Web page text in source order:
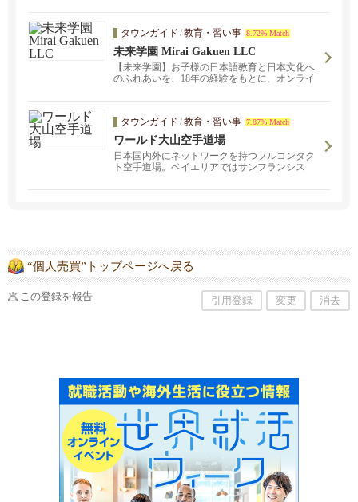
タウンガイド /教育・習い事 8.72% Match
未来学園 Mirai Gakuen LLC
【未来学園】お子様の日本語教育と日本文化へ
のふれあいを、18年の経験をもとに、オンライ
タウンガイド /教育・習い事 7.87% Match
ワールド大山空手道場
日本国内外にネットワークを持つフルコンタク
ト空手道場。ベイエリアではサンフランシス
“個人売買”トップページへ戻る
この登録を報告 引用登録 変更 消去